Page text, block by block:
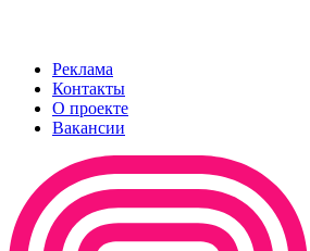
Реклама
Контакты
О проекте
Вакансии